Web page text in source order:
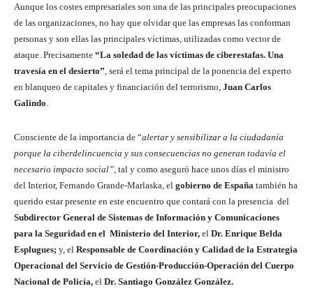
Aunque los costes empresariales son una de las principales preocupaciones
de las organizaciones, no hay que olvidar que las empresas las conforman
personas y son ellas las principales víctimas, utilizadas como vector de
ataque. Precisamente “La soledad de las víctimas de ciberestafas. Una
travesía en el desierto” , será el tema principal de la ponencia del experto
en blanqueo de capitales y financiación del terrorismo, Juan Carlos
Galindo
Consciente de la importancia de “alertar y sensibilizar a la ciudadanía
porque la ciberdelincuencia y sus consecuencias no generan todavía el
necesario impacto social”, tal y como aseguró hace unos días el ministro
del Interior, Fernando Grande-Marlaska, el gobierno de España también ha
querido estar presente en este encuentro que contará con la presencia del
Subdirector General de Sistemas de Información y Comunicaciones
para la Seguridad en el Ministerio del Interior, el Dr. Enrique Belda
Esplugues; y, el Responsable de Coordinación y Calidad de la Estrategia
Operacional del Servicio de Gestión-Producción-Operación del Cuerpo
Nacional de Policía, el Dr. Santiago González González.